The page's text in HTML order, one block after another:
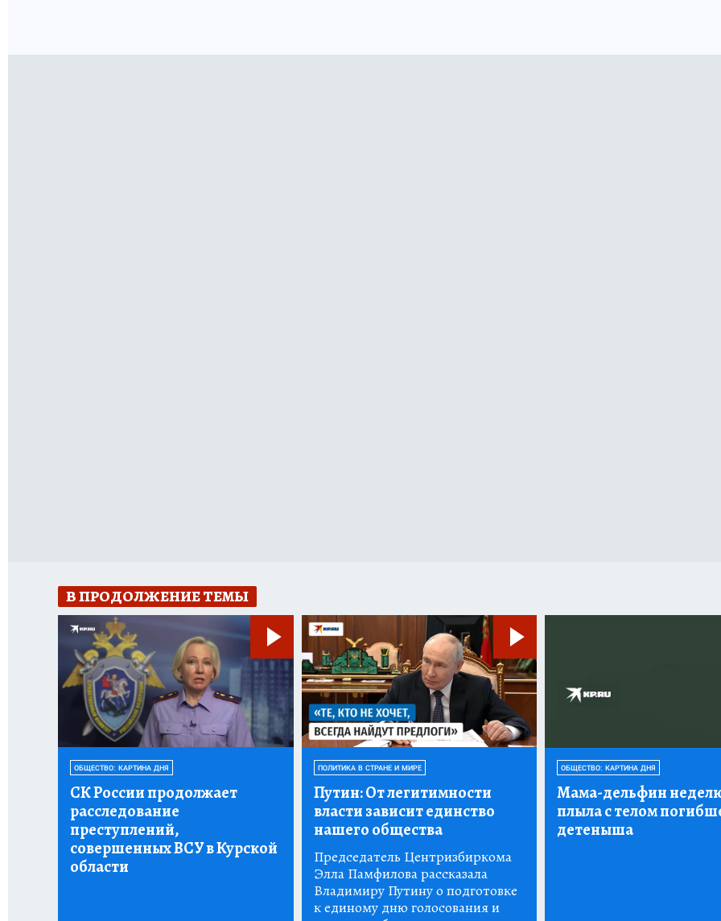
В ПРОДОЛЖЕНИЕ ТЕМЫ
ОБЩЕСТВО: КАРТИНА ДНЯ
СК России продолжает
расследование
преступлений,
совершенных ВСУ в Курской
области
ПОЛИТИКА В СТРАНЕ И МИРЕ
Путин:От легитимности
власти зависит единство
нашего общества
Председатель Центризбиркома
Элла Памфилова рассказала
Владимиру Путину о подготовке
к единому дню голосования и
ОБЩЕСТВО: КАРТИНА ДНЯ
Мама-дельфин
плыла с телом
детеныша